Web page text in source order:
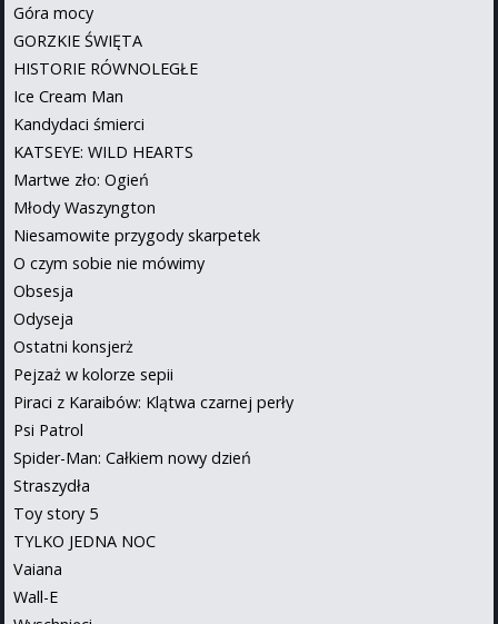
Góra mocy
GORZKIE ŚWIĘTA
HISTORIE RÓWNOLEGŁE
Ice Cream Man
Kandydaci śmierci
KATSEYE: WILD HEARTS
Martwe zło: Ogień
Młody Waszyngton
Niesamowite przygody skarpetek
O czym sobie nie mówimy
Obsesja
Odyseja
Ostatni konsjerż
Pejzaż w kolorze sepii
Piraci z Karaibów: Klątwa czarnej perły
Psi Patrol
Spider-Man: Całkiem nowy dzień
Straszydła
Toy story 5
TYLKO JEDNA NOC
Vaiana
Wall-E